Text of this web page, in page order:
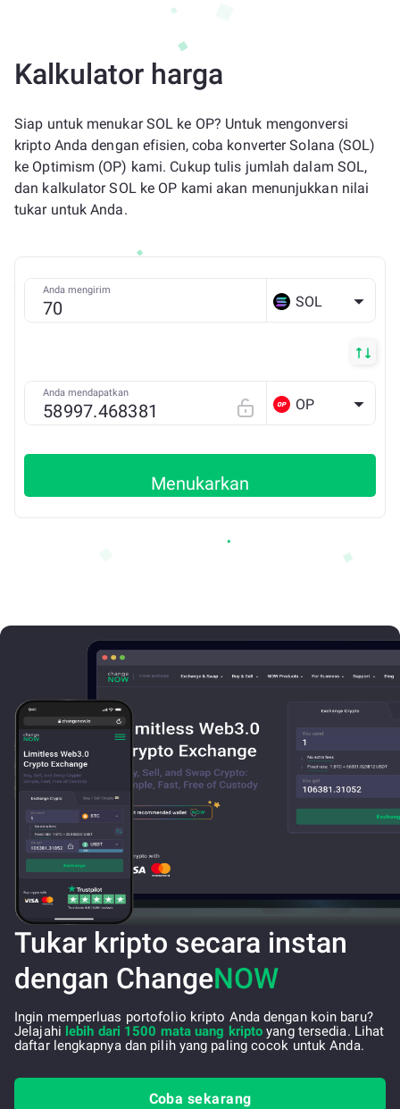
Kalkulator harga
Siap untuk menukar SOL ke OP? Untuk mengonversi
kripto Anda dengan efisien, coba konverter Solana (SOL)
ke Optimism (OP) kami. Cukup tulis jumlah dalam SOL,
dan kalkulator SOL ke OP kami akan menunjukkan nilai
tukar untuk Anda.
Anda mengirim
SOL
Anda mendapatkan
OP
Menukarkan
Tukar kripto secara instan
dengan ChangeNOW
Ingin memperluas portofolio kripto Anda dengan koin baru?
Jelajahi lebih dari 1500 mata uang kripto yang tersedia. Lihat
daftar lengkapnya dan pilih yang paling cocok untuk Anda.
Coba sekarang